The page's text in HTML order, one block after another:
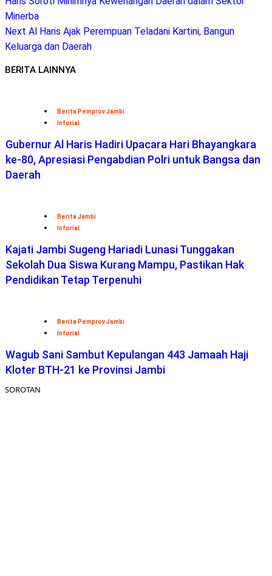
Minerba
Next Al Haris Ajak Perempuan Teladani Kartini, Bangun
Keluarga dan Daerah
BERITA LAINNYA
Berita Pemprov Jambi
Inforial
Gubernur Al Haris Hadiri Upacara Hari Bhayangkara
ke-80, Apresiasi Pengabdian Polri untuk Bangsa dan
Daerah
Berita Jambi
Inforial
Kajati Jambi Sugeng Hariadi Lunasi Tunggakan
Sekolah Dua Siswa Kurang Mampu, Pastikan Hak
Pendidikan Tetap Terpenuhi
Berita Pemprov Jambi
Inforial
Wagub Sani Sambut Kepulangan 443 Jamaah Haji
Kloter BTH-21 ke Provinsi Jambi
SOROTAN